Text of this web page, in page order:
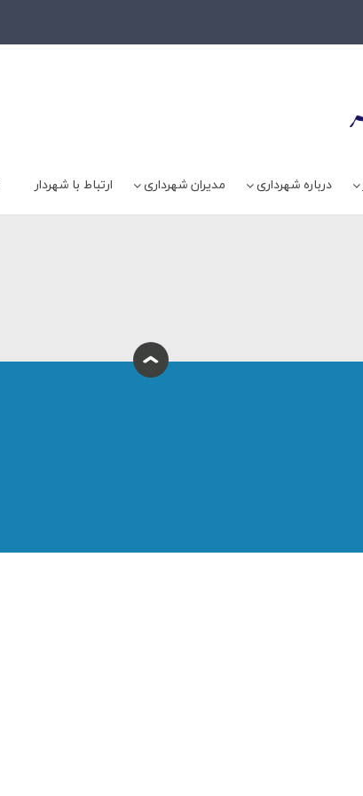
درباره شهرداری مدیران شهرداری ارتباط با شهردار